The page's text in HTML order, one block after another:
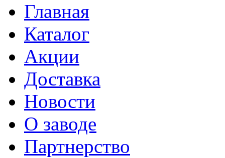
Главная
Каталог
Акции
Доставка
Новости
О заводе
Партнерство